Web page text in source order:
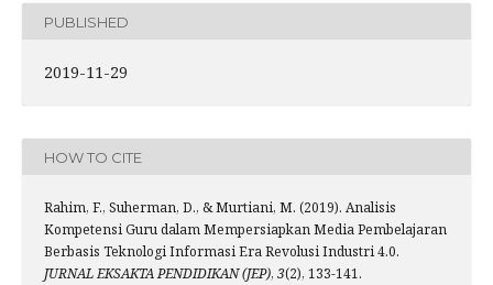
PUBLISHED
2019-11-29
HOW TO CITE
Rahim, F., Suherman, D., & Murtiani, M. (2019). Analisis
Kompetensi Guru dalam Mempersiapkan Media Pembelajaran
Berbasis Teknologi Informasi Era Revolusi Industri 4.0.
JURNAL EKSAKTA PENDIDIKAN (JEP), 3(2), 133-141.